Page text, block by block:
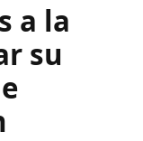
a la
su